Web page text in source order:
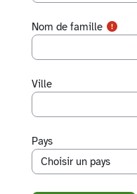
Nom de famille
Ville
Pays